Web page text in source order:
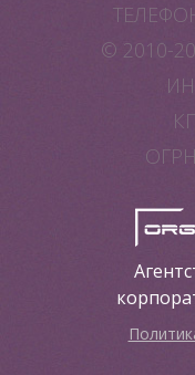
© 2010-
ОГРН